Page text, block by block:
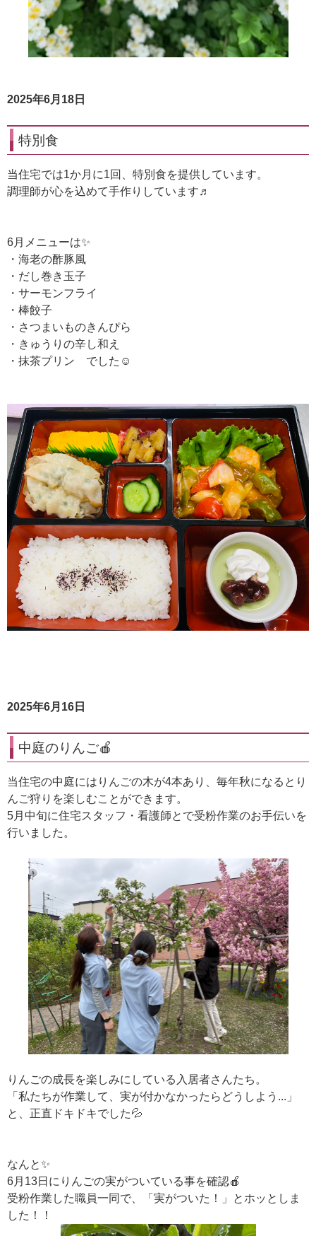
2025年6月18日
特別食
当住宅では1か月に1回、特別食を提供しています。
調理師が心を込めて手作りしています♬
6月メニューは✨
・海老の酢豚風
・だし巻き玉子
・サーモンフライ
・棒餃子
・さつまいものきんぴら
・きゅうりの辛し和え
・抹茶プリン でした☺
2025年6月16日
中庭のりんご🍎
当住宅の中庭にはりんごの木が4本あり、毎年秋になるとり
んご狩りを楽しむことができます。
5月中旬に住宅スタッフ・看護師とで受粉作業のお手伝いを
行いました。
りんごの成長を楽しみにしている入居者さんたち。
「私たちが作業して、実が付かなかったらどうしよう...」
と、正直ドキドキでした💦
なんと✨
6月13日にりんごの実がついている事を確認🍎
受粉作業した職員一同で、「実がついた！」とホッとしま
した！！